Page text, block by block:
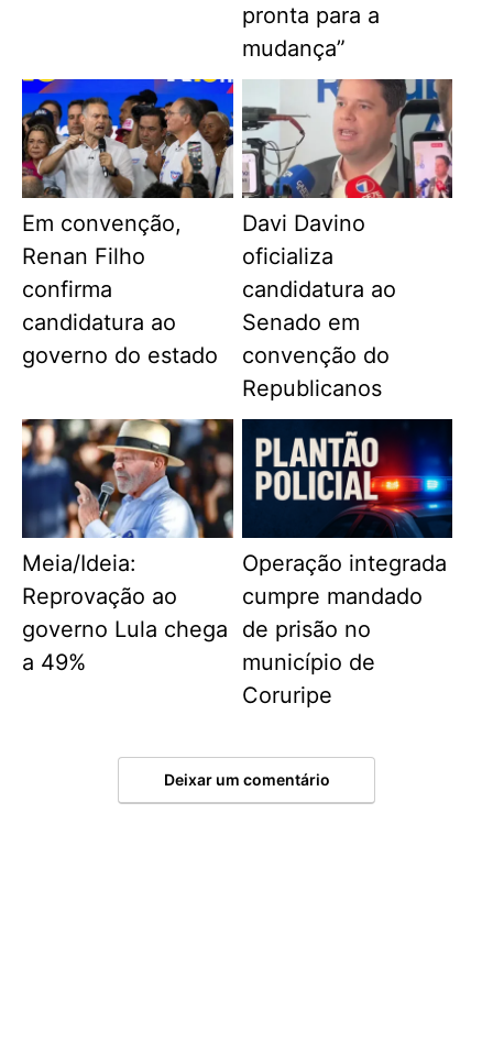
pronta para a
mudança”
Em convenção,
Renan Filho
confirma
candidatura ao
governo do estado
Davi Davino
oficializa
candidatura ao
Senado em
convenção do
Republicanos
Meia/Ideia:
Reprovação ao
governo Lula chega
a 49%
Operação integrada
cumpre mandado
de prisão no
município de
Coruripe
Deixar um comentário